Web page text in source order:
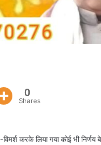
0
Shares
करके लिया गया कोई भी निर्णय